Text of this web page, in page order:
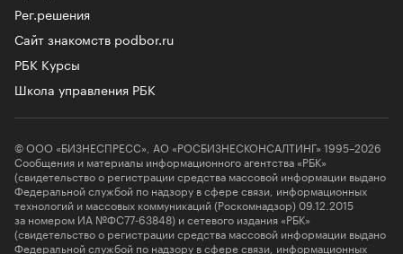
Рег.решения
Сайт знакомств podbor.ru
РБК Курсы
Школа управления РБК
© ООО «БИЗНЕСПРЕСС», АО «РОСБИЗНЕСКОНСАЛТИНГ» 1995–2026
Сообщения и материалы информационного агентства «РБК»
(свидетельство о регистрации средства массовой информации выдано
Федеральной службой по надзору в сфере связи, информационных
технологий и массовых коммуникаций (Роскомнадзор) 09.12.2015
за номером ИА №ФС77-63848) и сетевого издания «РБК»
(свидетельство о регистрации средства массовой информации выдано
Федеральной службой по надзору в сфере связи, информационных